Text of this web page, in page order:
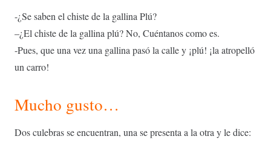
-¿Se saben el chiste de la gallina Plú?
–¿El chiste de la gallina plú? No, Cuéntanos como es.
-Pues, que una vez una gallina pasó la calle y ¡plú! ¡la atropelló
un carro!
Mucho gusto…
Dos culebras se encuentran, una se presenta a la otra y le dice: